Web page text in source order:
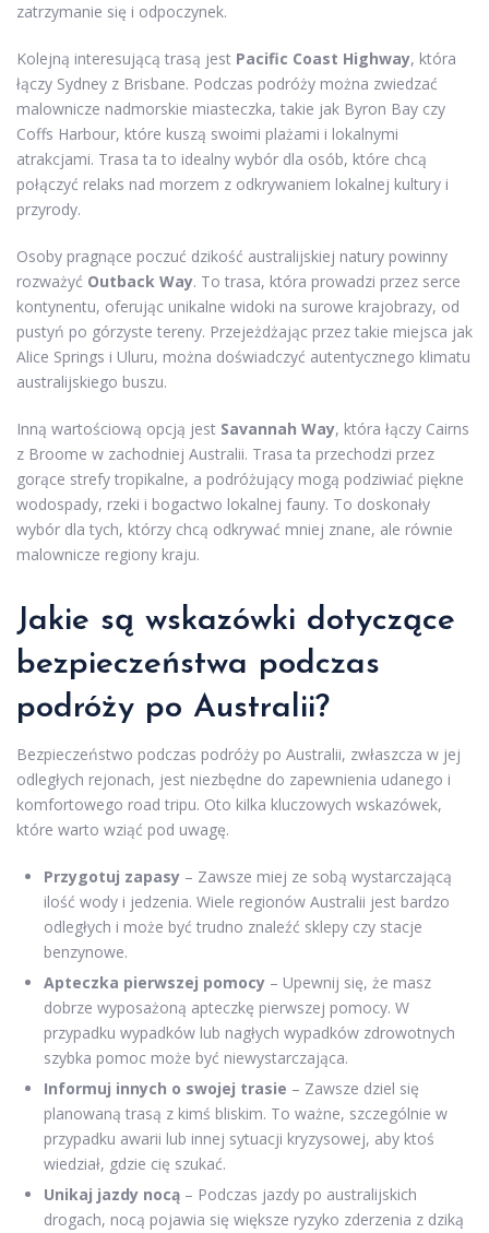
zatrzymanie się i odpoczynek.
Kolejną interesującą trasą jest Pacific Coast Highway, która
łączy Sydney z Brisbane. Podczas podróży można zwiedzać
malownicze nadmorskie miasteczka, takie jak Byron Bay czy
Coffs Harbour, które kuszą swoimi plażami i lokalnymi
atrakcjami. Trasa ta to idealny wybór dla osób, które chcą
połączyć relaks nad morzem z odkrywaniem lokalnej kultury i
przyrody.
Osoby pragnące poczuć dzikość australijskiej natury powinny
rozważyć Outback Way. To trasa, która prowadzi przez serce
kontynentu, oferując unikalne widoki na surowe krajobrazy, od
pustyń po górzyste tereny. Przejeżdżając przez takie miejsca jak
Alice Springs i Uluru, można doświadczyć autentycznego klimatu
australijskiego buszu.
Inną wartościową opcją jest Savannah Way, która łączy Cairns
z Broome w zachodniej Australii. Trasa ta przechodzi przez
gorące strefy tropikalne, a podróżujący mogą podziwiać piękne
wodospady, rzeki i bogactwo lokalnej fauny. To doskonały
wybór dla tych, którzy chcą odkrywać mniej znane, ale równie
malownicze regiony kraju.
Jakie są wskazówki dotyczące
bezpieczeństwa podczas
podróży po Australii?
Bezpieczeństwo podczas podróży po Australii, zwłaszcza w jej
odległych rejonach, jest niezbędne do zapewnienia udanego i
komfortowego road tripu. Oto kilka kluczowych wskazówek,
które warto wziąć pod uwagę.
Przygotuj zapasy – Zawsze miej ze sobą wystarczającą
ilość wody i jedzenia. Wiele regionów Australii jest bardzo
odległych i może być trudno znaleźć sklepy czy stacje
benzynowe.
Apteczka pierwszej pomocy – Upewnij się, że masz
dobrze wyposażoną apteczkę pierwszej pomocy. W
przypadku wypadków lub nagłych wypadków zdrowotnych
szybka pomoc może być niewystarczająca.
Informuj innych o swojej trasie – Zawsze dziel się
planowaną trasą z kimś bliskim. To ważne, szczególnie w
przypadku awarii lub innej sytuacji kryzysowej, aby ktoś
wiedział, gdzie cię szukać.
Unikaj jazdy nocą – Podczas jazdy po australijskich
drogach, nocą pojawia się większe ryzyko zderzenia z dziką